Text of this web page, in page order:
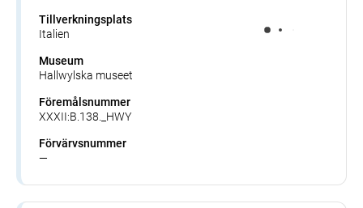
Tillverkningsplats
Italien
Museum
Hallwylska museet
Föremålsnummer
XXXII:B.138._HWY
Förvärvsnummer
—